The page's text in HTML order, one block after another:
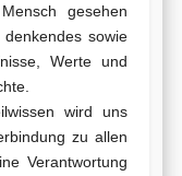
gesehen
sowie
Werte und
wird uns
zu allen
Verantwortung